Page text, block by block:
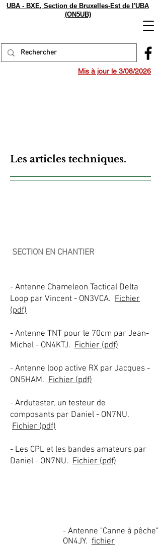
UBA - BXE, Section de Bruxelles-Est de l'UBA
(ON5UB)
Mis à jour le 3/08/2026
Les articles techniques.
SECTION EN CHANTIER
- Antenne Chameleon Tactical Delta
Loop par Vincent - ON3VCA. Fichier
(pdf)
- Antenne TNT pour le 70cm par Jean-
Michel - ON4KTJ. Fichier (pdf)
- Antenne loop active RX par Jacques -
ON5HAM. Fichier (pdf)
- Ardutester, un testeur de
composants par Daniel - ON7NU.
Fichier (pdf)
- Les CPL et les bandes amateurs par
Daniel - ON7NU. Fichier (pdf)
- Antenne "Canne à pêche"
ON4JY. fichier